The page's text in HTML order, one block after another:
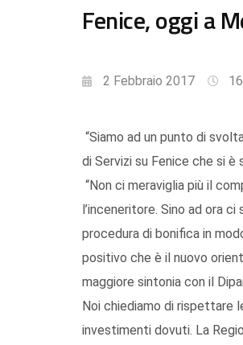
Fenice, oggi a
2 Febbraio 2017
“Siamo ad un punto di
di Servizi su Fenice che si
“Non ci meraviglia più il
l’inceneritore. Sino ad ora
procedura di bonifica in
positivo che è il nuovo
maggiore sintonia con il
Noi chiediamo di rispettare
investimenti dovuti. La